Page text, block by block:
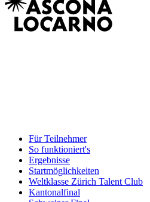
Für Teilnehmer
So funktioniert's
Ergebnisse
Startmöglichkeiten
Weltklasse Zürich Talent Club
Kantonalfinal